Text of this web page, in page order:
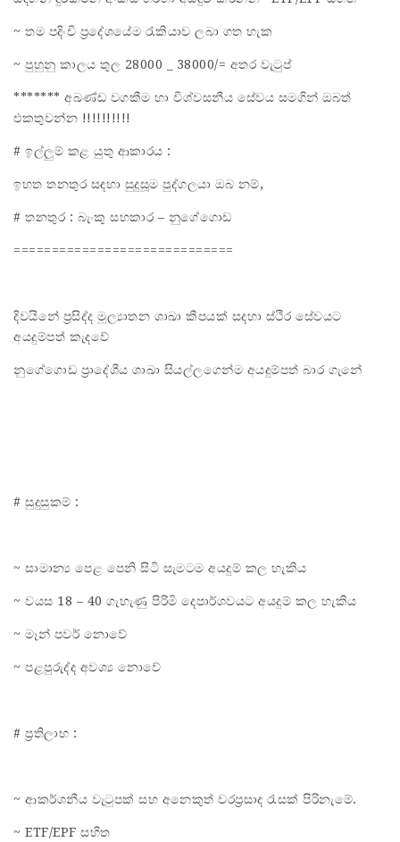
~ තම පදිංචි ප්‍රදේශයේම රැකියාව ලබා ගත හැක
~ පුහුනු කාලය තුල 28000 _ 38000/= අතර වැටුප්
******* අඛණ්ඩ වගකීම හා විශ්වසනීය සේවය සමගින් ඔබත්
එකතුවන්න !!!!!!!!!!
# ඉල්ලුම් කළ යුතු ආකාරය :
ඉහත තනතුර සඳහා සුදුසූම පුද්ගලයා ඔබ නම්,
# තනතුර : බැංකු සහකාර – නුගේගොඩ
=============================
දිවයිනේ ප්‍රසිද්ද මූල්‍යාතන ශාඛා කීපයක් සදහා ස්ථිර සේවයට
අයදුම්පත් කැදවේ
නුගේගොඩ ප්‍රාදේශීය ශාඛා සියල්ලගෙන්ම අයදුම්පත් බාර ගැනේ
# සුදුසුකම් :
~ සාමාන්‍ය පෙළ පෙනි සිටි සැමටම අයදුම් කල හැකිය
~ වයස 18 – 40 ගැහැණු පිරිමි දෙපාර්ශවයට අයදුම් කල හැකිය
~ මෑන් පවර් නොවේ
~ පළපුරුද්ද අවශ්‍ය නොවේ
# ප්‍රතිලාභ :
~ ආකර්ශනීය වැටුපක් සහ අනෙකුත් වරප්‍රසාද රැසක් පිරිනැමේ.
~ ETF/EPF සහිත